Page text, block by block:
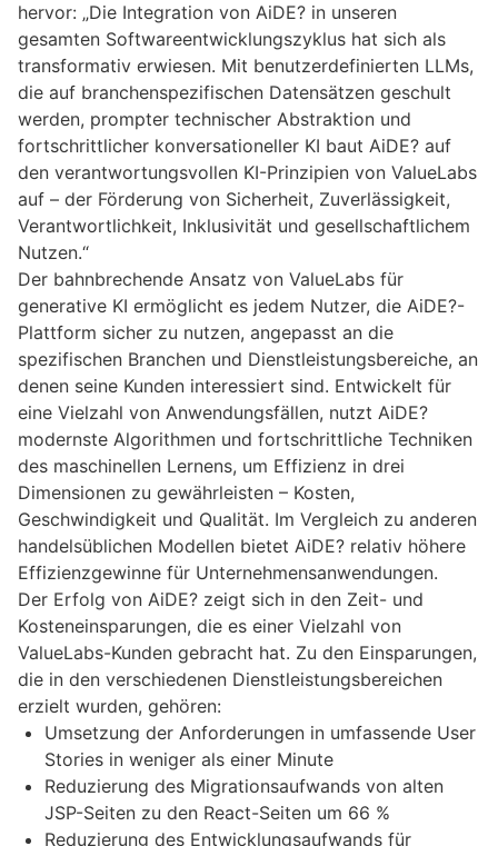
hervor: „Die Integration von AiDE? in unseren
gesamten Softwareentwicklungszyklus hat sich als
transformativ erwiesen. Mit benutzerdefinierten LLMs,
die auf branchenspezifischen Datensätzen geschult
werden, prompter technischer Abstraktion und
fortschrittlicher konversationeller KI baut AiDE? auf
den verantwortungsvollen KI-Prinzipien von ValueLabs
auf – der Förderung von Sicherheit, Zuverlässigkeit,
Verantwortlichkeit, Inklusivität und gesellschaftlichem
Nutzen.“
Der bahnbrechende Ansatz von ValueLabs für
generative KI ermöglicht es jedem Nutzer, die AiDE?-
Plattform sicher zu nutzen, angepasst an die
spezifischen Branchen und Dienstleistungsbereiche, an
denen seine Kunden interessiert sind. Entwickelt für
eine Vielzahl von Anwendungsfällen, nutzt AiDE?
modernste Algorithmen und fortschrittliche Techniken
des maschinellen Lernens, um Effizienz in drei
Dimensionen zu gewährleisten – Kosten,
Geschwindigkeit und Qualität. Im Vergleich zu anderen
handelsüblichen Modellen bietet AiDE? relativ höhere
Effizienzgewinne für Unternehmensanwendungen.
Der Erfolg von AiDE? zeigt sich in den Zeit- und
Kosteneinsparungen, die es einer Vielzahl von
ValueLabs-Kunden gebracht hat. Zu den Einsparungen,
die in den verschiedenen Dienstleistungsbereichen
erzielt wurden, gehören:
Umsetzung der Anforderungen in umfassende User
Stories in weniger als einer Minute
Reduzierung des Migrationsaufwands von alten
JSP-Seiten zu den React-Seiten um 66 %
Reduzierung des Entwicklungsaufwands für